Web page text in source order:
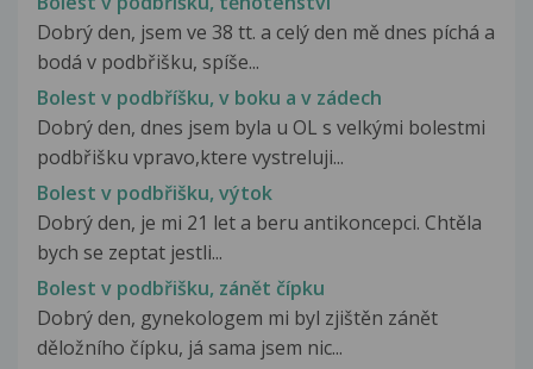
Dobrý den, jsem ve 38 tt. a celý den mě dnes píchá a
bodá v podbřišku, spíše...
Bolest v podbříšku, v boku a v zádech
Dobrý den, dnes jsem byla u OL s velkými bolestmi
podbřišku vpravo,ktere vystreluji...
Bolest v podbřišku, výtok
Dobrý den, je mi 21 let a beru antikoncepci. Chtěla
bych se zeptat jestli...
Bolest v podbřišku, zánět čípku
Dobrý den, gynekologem mi byl zjištěn zánět
děložního čípku, já sama jsem nic...